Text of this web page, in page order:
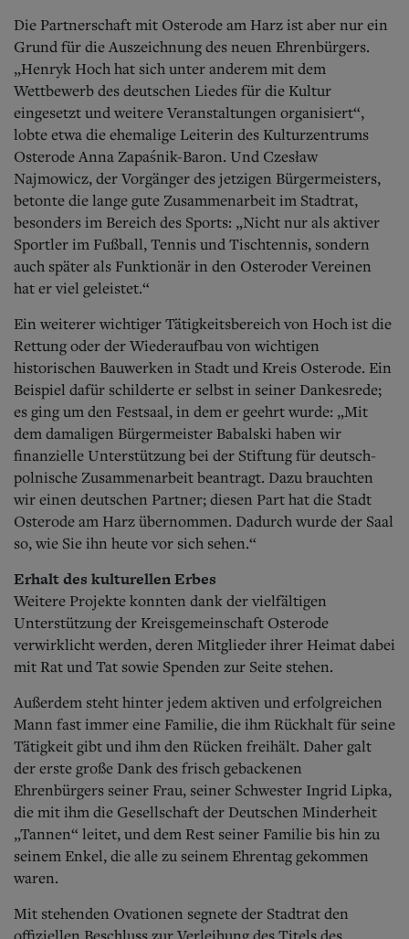
Die Partnerschaft mit Osterode am Harz ist aber nur ein
Grund für die Auszeichnung des neuen Ehrenbürgers.
„Henryk Hoch hat sich unter anderem mit dem
Wettbewerb des deutschen Liedes für die Kultur
eingesetzt und weitere Veranstaltungen organisiert“,
lobte etwa die ehemalige Leiterin des Kulturzentrums
Osterode Anna Zapaśnik-Baron. Und Czesław
Najmowicz, der Vorgänger des jetzigen Bürgermeisters,
betonte die lange gute Zusammenarbeit im Stadtrat,
besonders im Bereich des Sports: „Nicht nur als aktiver
Sportler im Fußball, Tennis und Tischtennis, sondern
auch später als Funktionär in den Osteroder Vereinen
hat er viel geleistet.“
Ein weiterer wichtiger Tätigkeitsbereich von Hoch ist die
Rettung oder der Wiederaufbau von wichtigen
historischen Bauwerken in Stadt und Kreis Osterode. Ein
Beispiel dafür schilderte er selbst in seiner Dankesrede;
es ging um den Festsaal, in dem er geehrt wurde: „Mit
dem damaligen Bürgermeister Babalski haben wir
finanzielle Unterstützung bei der Stiftung für deutsch-
polnische Zusammenarbeit beantragt. Dazu brauchten
wir einen deutschen Partner; diesen Part hat die Stadt
Osterode am Harz übernommen. Dadurch wurde der Saal
so, wie Sie ihn heute vor sich sehen.“
Erhalt des kulturellen Erbes
Weitere Projekte konnten dank der vielfältigen
Unterstützung der Kreisgemeinschaft Osterode
verwirklicht werden, deren Mitglieder ihrer Heimat dabei
mit Rat und Tat sowie Spenden zur Seite stehen.
Außerdem steht hinter jedem aktiven und erfolgreichen
Mann fast immer eine Familie, die ihm Rückhalt für seine
Tätigkeit gibt und ihm den Rücken freihält. Daher galt
der erste große Dank des frisch gebackenen
Ehrenbürgers seiner Frau, seiner Schwester Ingrid Lipka,
die mit ihm die Gesellschaft der Deutschen Minderheit
„Tannen“ leitet, und dem Rest seiner Familie bis hin zu
seinem Enkel, die alle zu seinem Ehrentag gekommen
waren.
Mit stehenden Ovationen segnete der Stadtrat den